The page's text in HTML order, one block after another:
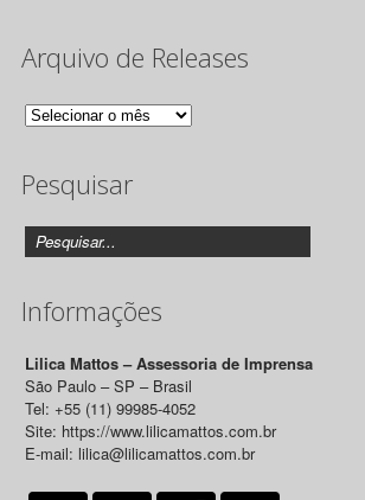
Arquivo de Releases
Arquivo
Releases
Pesquisar
Informações
Lilica Mattos – Assessoria de Imprensa
São Paulo – SP – Brasil
Tel: +55 (11) 99985-4052
Site: https://www.lilicamattos.com.br
E-mail: lilica@lilicamattos.com.br